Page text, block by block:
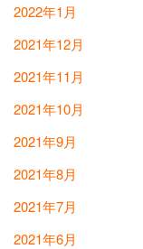
2022年1月
2021年12月
2021年11月
2021年10月
2021年9月
2021年8月
2021年7月
2021年6月